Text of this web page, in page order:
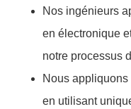
Nos ingénieurs
en électronique
notre processus
Nous
en utilisant